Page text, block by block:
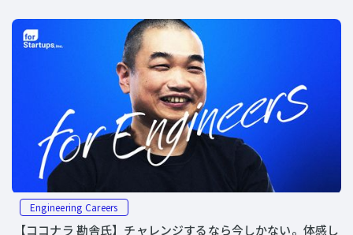
Engineering Careers
【ココナラ 勘舎氏】チャレンジするなら今しかない。体感し